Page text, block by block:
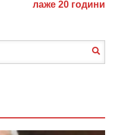
лаже 20 години